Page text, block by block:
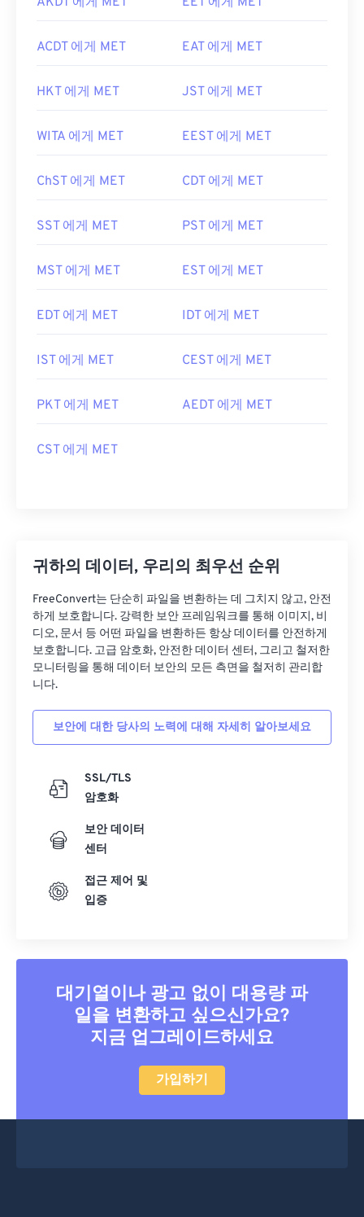
ACDT 에게 MET EAT 에게 MET
HKT 에게 MET JST 에게 MET
WITA 에게 MET EEST 에게 MET
ChST 에게 MET CDT 에게 MET
SST 에게 MET PST 에게 MET
MST 에게 MET EST 에게 MET
EDT 에게 MET IDT 에게 MET
IST 에게 MET CEST 에게 MET
PKT 에게 MET AEDT 에게 MET
CST 에게 MET
귀하의 데이터, 우리의 최우선 순위
FreeConvert는 단순히 파일을 변환하는 데 그치지 않고, 안전
하게 보호합니다. 강력한 보안 프레임워크를 통해 이미지, 비
디오, 문서 등 어떤 파일을 변환하든 항상 데이터를 안전하게
보호합니다. 고급 암호화, 안전한 데이터 센터, 그리고 철저한
모니터링을 통해 데이터 보안의 모든 측면을 철저히 관리합
니다.
보안에 대한 당사의 노력에 대해 자세히 알아보세요
SSL/TLS
암호화
보안 데이터
센터
접근 제어 및
입증
대기열이나 광고 없이 대용량 파
일을 변환하고 싶으신가요?
지금 업그레이드하세요
가입하기